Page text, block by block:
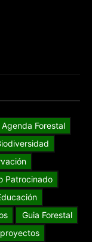
Agenda Forestal
Patrocinado
Guia Forestal